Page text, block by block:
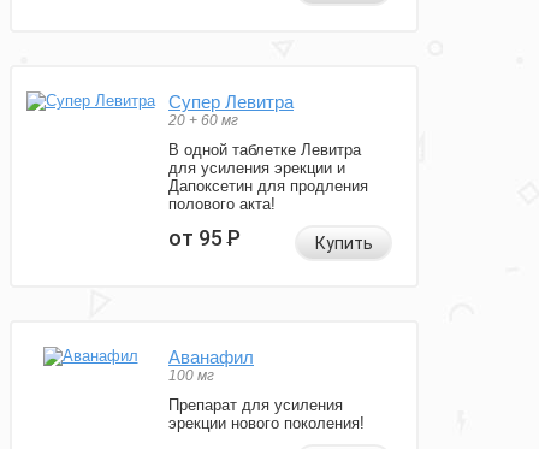
Супер Левитра
20 + 60 мг
В одной таблетке Левитра
для усиления эрекции и
Дапоксетин для продления
полового акта!
от 95Р Купить
Аванафил
100 мг
Препарат для усиления
эрекции нового поколения!